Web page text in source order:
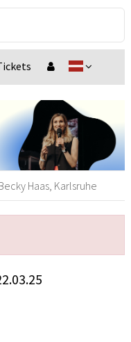
Haas, Karlsruhe